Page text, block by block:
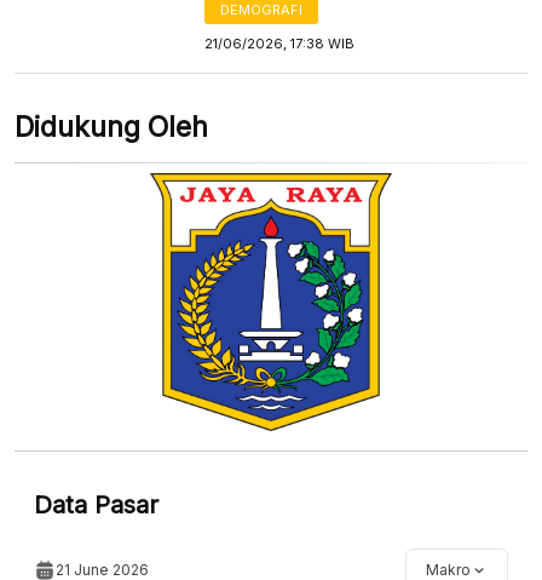
DEMOGRAFI
21/06/2026, 17:38 WIB
Didukung Oleh
Data Pasar
21 June 2026 Makro